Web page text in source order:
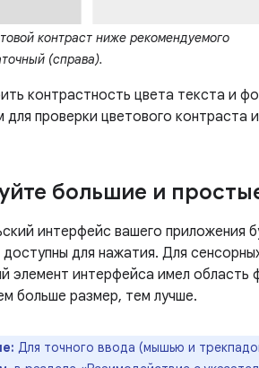
контраст ниже рекомендуемого
(справа).
контрастность цвета текста и
для проверки цветового контраста
большие и
интерфейс вашего приложения
доступны для нажатия. Для
элемент интерфейса имел область
больше размер, тем лучше.
Для точного ввода (мышью и